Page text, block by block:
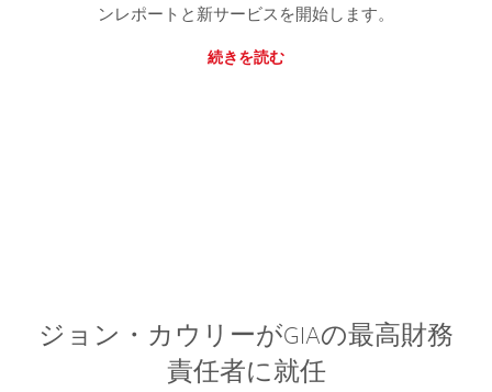
ンレポートと新サービスを開始します。
続きを読む
ジョン・カウリーがGIAの最高財務
責任者に就任